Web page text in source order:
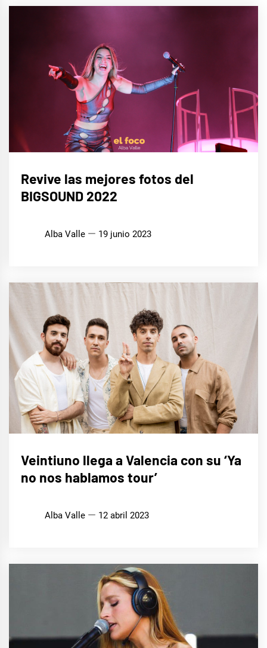
Revive las mejores fotos del
BIGSOUND 2022
Alba Valle 19 junio 2023
Veintiuno llega a Valencia con su ‘Ya
no nos hablamos tour’
Alba Valle 12 abril 2023